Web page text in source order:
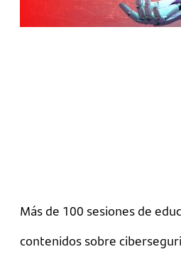
Más de 100 sesiones de
contenidos sobre